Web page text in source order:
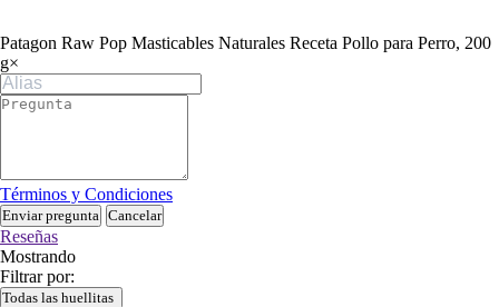
Patagon Raw Pop Masticables Naturales Receta Pollo para Perro, 200
g×
Términos y Condiciones
Enviar pregunta Cancelar
Reseñas
Mostrando
Filtrar por:
Todas las huellitas